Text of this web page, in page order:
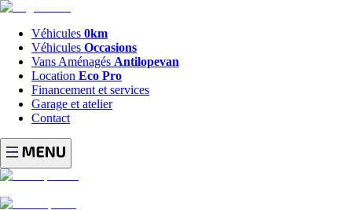
Véhicules 0km
Véhicules Occasions
Vans Aménagés Antilopevan
Location Eco Pro
Financement et services
Garage et atelier
Contact